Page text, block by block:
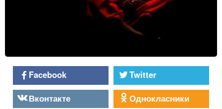
Facebook
Twitter
Вконтакте
Однокласники